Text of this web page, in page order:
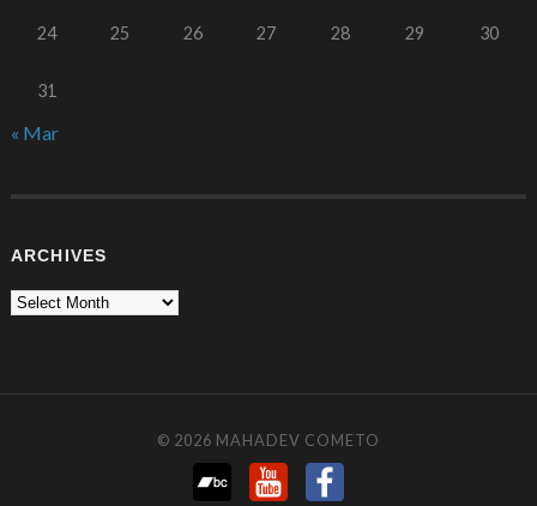
24 25 26 27 28 29 30
31
« Mar
ARCHIVES
© 2026 MAHADEV COMETO